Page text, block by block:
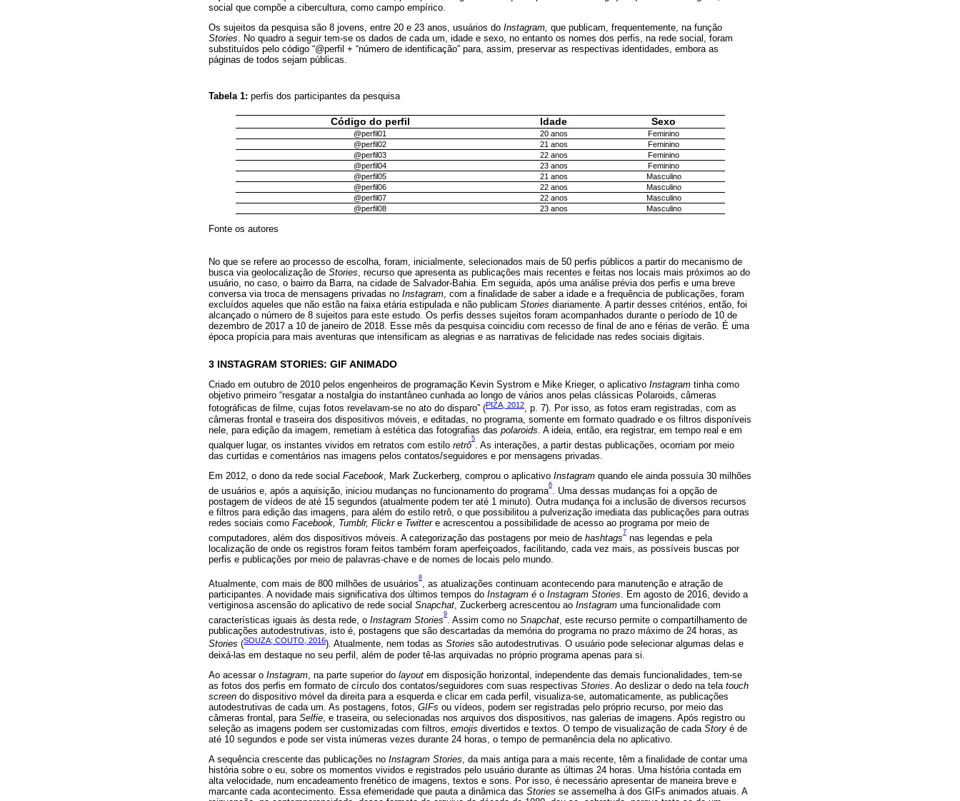
social que compõe a cibercultura, como campo empírico.
Os sujeitos da pesquisa são 8 jovens, entre 20 e 23 anos, usuários do Instagram, que publicam, frequentemente, na função
Stories . No quadro a seguir tem-se os dados de cada um, idade e sexo, no entanto os nomes dos perfis, na rede social, foram
substituídos pelo código “@perfil + “número de identificação” para, assim, preservar as respectivas identidades, embora as
páginas de todos sejam públicas.
Tabela 1: perfis dos participantes da pesquisa
Código do perfil Idade Sexo
@perfil01 20 anos
Feminino
@perfil02
21 anos
Feminino
@perfil03
22 anos
Feminino
@perfil04
23 anos
Feminino
@perfil05
21 anos
Masculino
@perfil06
22 anos
Masculino
@perfil07
22 anos
Masculino
@perfil08
23 anos Masculino
Fonte os autores
No que se refere ao processo de escolha, foram, inicialmente, selecionados mais de 50 perfis públicos a partir do mecanismo de
busca via geolocalização de Stories, recurso que apresenta as publicações mais recentes e feitas nos locais mais próximos ao do
usuário, no caso, o bairro da Barra, na cidade de Salvador-Bahia. Em seguida, após uma análise prévia dos perfis e uma breve
conversa via troca de mensagens privadas no Instagram, com a finalidade de saber a idade e a frequência de publicações, foram
excluídos aqueles que não estão na faixa etária estipulada e não publicam Stories diariamente. A partir desses critérios, então, foi
alcançado o número de 8 sujeitos para este estudo. Os perfis desses sujeitos foram acompanhados durante o período de 10 de
dezembro de 2017 a 10 de janeiro de 2018. Esse mês da pesquisa coincidiu com recesso de final de ano e férias de verão. É uma
época propícia para mais aventuras que intensificam as alegrias e as narrativas de felicidade nas redes sociais digitais.
3 INSTAGRAM STORIES: GIF ANIMADO
Criado em outubro de 2010 pelos engenheiros de programação Kevin Systrom e Mike Krieger, o aplicativo Instagram tinha como
objetivo primeiro “resgatar a nostalgia do instantâneo cunhada ao longo de vários anos pelas clássicas Polaroids, câmeras
fotográficas de filme, cujas fotos revelavam-se no ato do disparo” (PIZA, 2012, p. 7). Por isso, as fotos eram registradas, com as
câmeras frontal e traseira dos dispositivos móveis, e editadas, no programa, somente em formato quadrado e os filtros disponíveis
nele, para edição da imagem, remetiam à estética das fotografias das polaroids . A ideia, então, era registrar, em tempo real e em
qualquer lugar, os instantes vividos em retratos com estilo retrô
5
. As interações, a partir destas publicações, ocorriam por meio
das curtidas e comentários nas imagens pelos contatos/seguidores e por mensagens privadas.
Em 2012, o dono da rede social Facebook , Mark Zuckerberg, comprou o aplicativo Instagram quando ele ainda possuía 30 milhões
de usuários e, após a aquisição, iniciou mudanças no funcionamento do programa
6
. Uma dessas mudanças foi a opção de
postagem de vídeos de até 15 segundos (atualmente podem ter até 1 minuto). Outra mudança foi a inclusão de diversos recursos
e filtros para edição das imagens, para além do estilo retrô, o que possibilitou a pulverização imediata das publicações para outras
redes sociais como Facebook, Tumblr, Flickre Twittere acrescentou a possibilidade de acesso ao programa por meio de
computadores, além dos dispositivos móveis. A categorização das postagens por meio de hashtags
7
nas legendas e pela
localização de onde os registros foram feitos também foram aperfeiçoados, facilitando, cada vez mais, as possíveis buscas por
perfis e publicações por meio de palavras-chave e de nomes de locais pelo mundo.
Atualmente, com mais de 800 milhões de usuários
8
, as atualizações continuam acontecendo para manutenção e atração de
participantes. A novidade mais significativa dos últimos tempos do Instagram é o Instagram Stories. Em agosto de 2016, devido a
vertiginosa ascensão do aplicativo de rede social Snapchat, Zuckerberg acrescentou ao Instagram uma funcionalidade com
características iguais às desta rede, o Instagram Stories
9
. Assim como no Snapchat, este recurso permite o compartilhamento de
publicações autodestrutivas, isto é, postagens que são descartadas da memória do programa no prazo máximo de 24 horas, as
Stories (SOUZA; COUTO, 2016). Atualmente, nem todas as Stories são autodestrutivas. O usuário pode selecionar algumas delas e
deixá-las em destaque no seu perfil, além de poder tê-las arquivadas no próprio programa apenas para si.
Ao acessar o Instagram , na parte superior do layout em disposição horizontal, independente das demais funcionalidades, tem-se
as fotos dos perfis em formato de círculo dos contatos/seguidores com suas respectivas Stories . Ao deslizar o dedo na tela touch
screen do dispositivo móvel da direita para a esquerda e clicar em cada perfil, visualiza-se, automaticamente, as publicações
autodestrutivas de cada um. As postagens, fotos, GIFs ou vídeos, podem ser registradas pelo próprio recurso, por meio das
câmeras frontal, para Selfie , e traseira, ou selecionadas nos arquivos dos dispositivos, nas galerias de imagens. Após registro ou
seleção as imagens podem ser customizadas com filtros, emojis divertidos e textos. O tempo de visualização de cada Story é de
até 10 segundos e pode ser vista inúmeras vezes durante 24 horas, o tempo de permanência dela no aplicativo.
A sequência crescente das publicações no Instagram Stories, da mais antiga para a mais recente, têm a finalidade de contar uma
história sobre o eu, sobre os momentos vividos e registrados pelo usuário durante as últimas 24 horas. Uma história contada em
alta velocidade, num encadeamento frenético de imagens, textos e sons. Por isso, é necessário apresentar de maneira breve e
marcante cada acontecimento. Essa efemeridade que pauta a dinâmica das Stories se assemelha à dos GIFs animados atuais. A